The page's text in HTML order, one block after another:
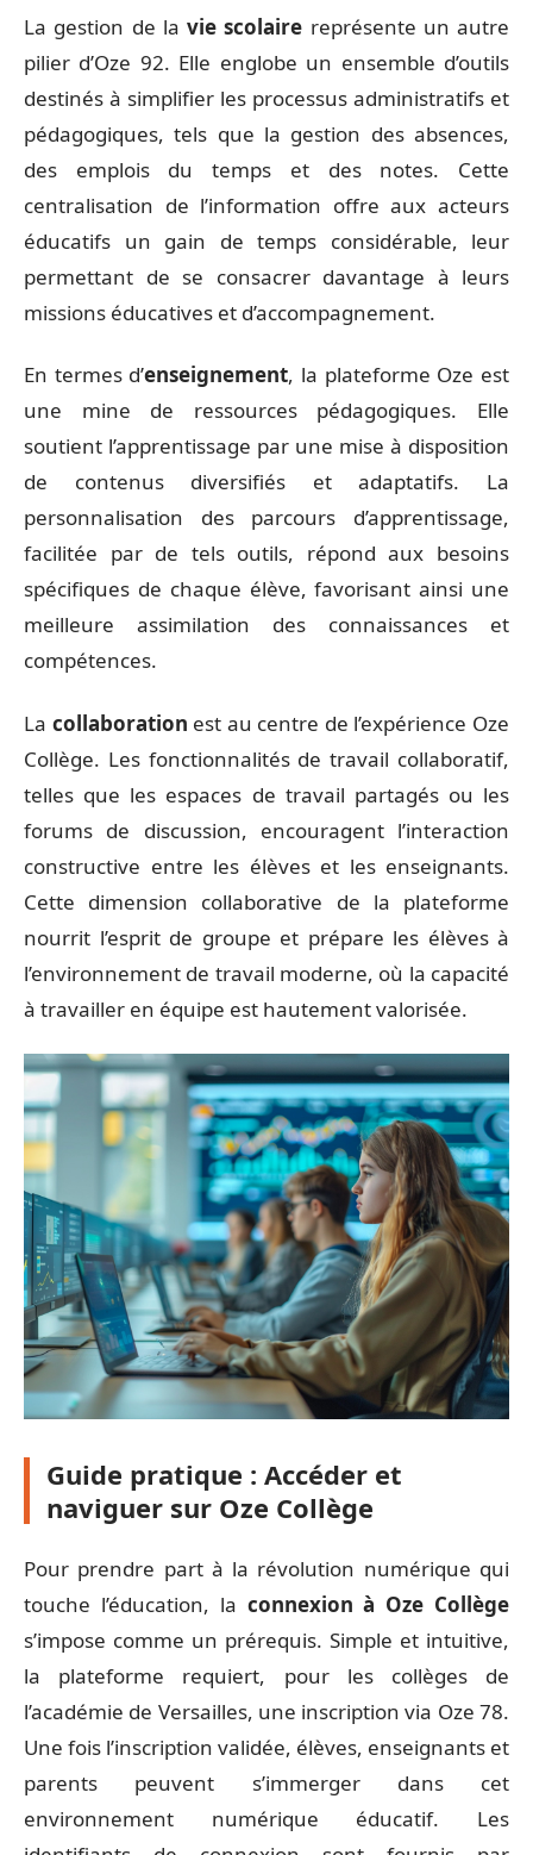
La gestion de la vie scolaire représente un autre
pilier d’Oze 92. Elle englobe un ensemble d’outils
destinés à simplifier les processus administratifs et
pédagogiques, tels que la gestion des absences,
des emplois du temps et des notes. Cette
centralisation de l’information offre aux acteurs
éducatifs un gain de temps considérable, leur
permettant de se consacrer davantage à leurs
missions éducatives et d’accompagnement.
En termes d’enseignement, la plateforme Oze est
une mine de ressources pédagogiques. Elle
soutient l’apprentissage par une mise à disposition
de contenus diversifiés et adaptatifs. La
personnalisation des parcours d’apprentissage,
facilitée par de tels outils, répond aux besoins
spécifiques de chaque élève, favorisant ainsi une
meilleure assimilation des connaissances et
compétences.
La collaboration est au centre de l’expérience Oze
Collège. Les fonctionnalités de travail collaboratif,
telles que les espaces de travail partagés ou les
forums de discussion, encouragent l’interaction
constructive entre les élèves et les enseignants.
Cette dimension collaborative de la plateforme
nourrit l’esprit de groupe et prépare les élèves à
l’environnement de travail moderne, où la capacité
à travailler en équipe est hautement valorisée.
Guide pratique : Accéder et
naviguer sur Oze Collège
Pour prendre part à la révolution numérique qui
touche l’éducation, la connexion à Oze Collège
s’impose comme un prérequis. Simple et intuitive,
la plateforme requiert, pour les collèges de
l’académie de Versailles, une inscription via Oze 78.
Une fois l’inscription validée, élèves, enseignants et
parents peuvent s’immerger dans cet
environnement numérique éducatif. Les